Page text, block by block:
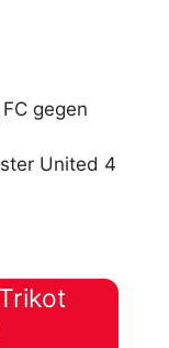
gegen
United 4